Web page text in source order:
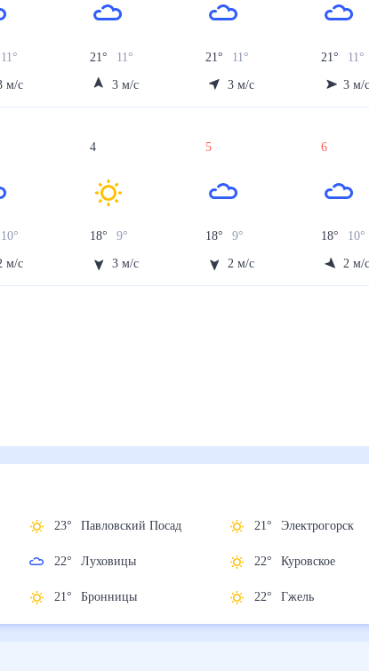
11°
м/с
21° 11°
3 м/с
21° 11°
3 м/с
21° 11°
3 м/
10°
м/с
4
18° 9°
3 м/с
5
18° 9°
2 м/с
6
18° 10°
2 м/
23° Павловский Посад
22° Луховицы
21° Бронницы
21°
22° Куровское
22° Гжель